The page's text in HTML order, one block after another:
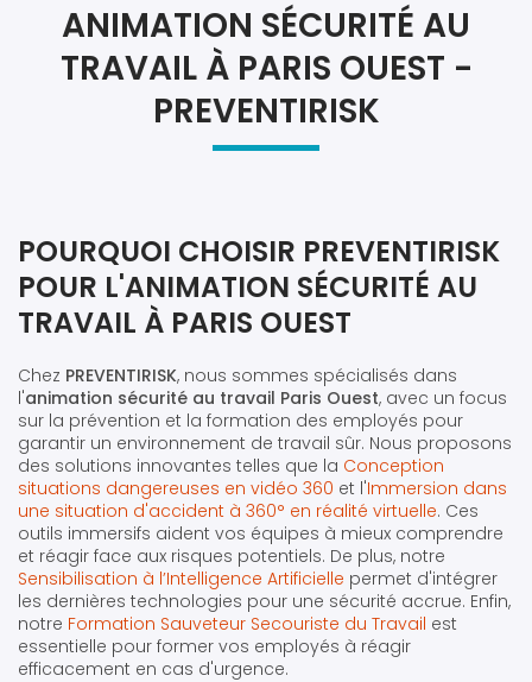
ANIMATION SÉCURITÉ AU
TRAVAIL À PARIS OUEST -
PREVENTIRISK
POURQUOI CHOISIR PREVENTIRISK
POUR L'ANIMATION SÉCURITÉ AU
TRAVAIL À PARIS OUEST
Chez PREVENTIRISK, nous sommes spécialisés dans
l'animation sécurité au travail Paris Ouest, avec un focus
sur la prévention et la formation des employés pour
garantir un environnement de travail sûr. Nous proposons
des solutions innovantes telles que la Conception
situations dangereuses en vidéo 360 et l'Immersion dans
une situation d'accident à 360° en réalité virtuelle. Ces
outils immersifs aident vos équipes à mieux comprendre
et réagir face aux risques potentiels. De plus, notre
Sensibilisation à l’Intelligence Artificielle permet d'intégrer
les dernières technologies pour une sécurité accrue. Enfin,
notre Formation Sauveteur Secouriste du Travail est
essentielle pour former vos employés à réagir
efficacement en cas d'urgence.